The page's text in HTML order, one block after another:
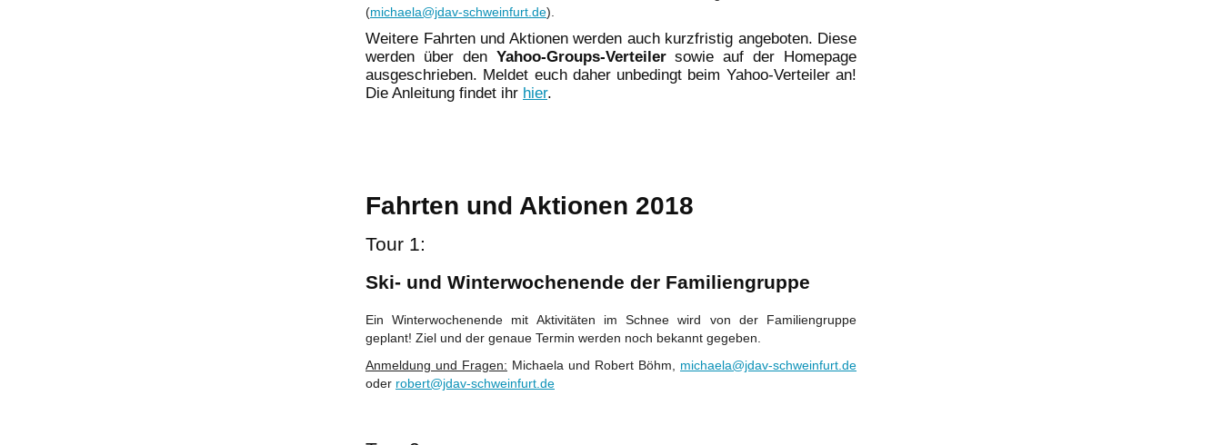
(michaela@jdav-schweinfurt.de).
Weitere Fahrten und Aktionen werden auch kurzfristig angeboten. Diese
werden über den Yahoo-Groups-Verteilersowie auf der Homepage
ausgeschrieben. Meldet euch daher unbedingt beim Yahoo-Verteiler an!
Die Anleitung findet ihr hier.
Fahrten und Aktionen 2018
Tour 1:
Ski- und Winterwochenende der Familiengruppe
Ein Winterwochenende mit Aktivitäten im Schnee wird von der Familiengruppe
geplant! Ziel und der genaue Termin werden noch bekannt gegeben.
Anmeldung und Fragen: Michaela und Robert Böhm, michaela@jdav-schweinfurt.de
oder robert@jdav-schweinfurt.de